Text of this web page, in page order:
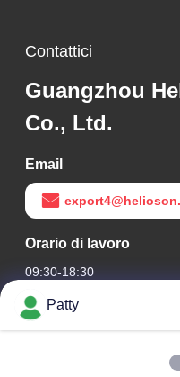
Contattici
Guangzhou
Co., Ltd.
Email
Orario di lavoro
09:30-18:30
Il nostro indirizzo
Sala 1801-1803, edificio
Patty